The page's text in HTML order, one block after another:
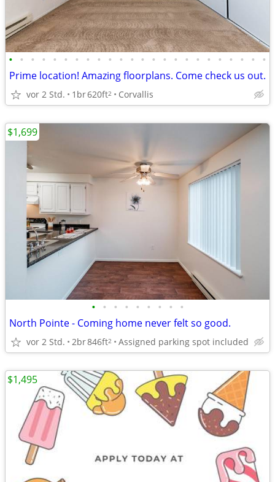
• • • • • • • • • • • • • • • • • • • • • • • •
Prime location! Amazing floorplans. Come check us out.
vor 2 Std. 1br620ft2 Corvallis
• • • • • • • • •
North Pointe - Coming home never felt so good.
vor 2 Std. 2br846ft2 Assigned parking spot included
$1,699
$1,495